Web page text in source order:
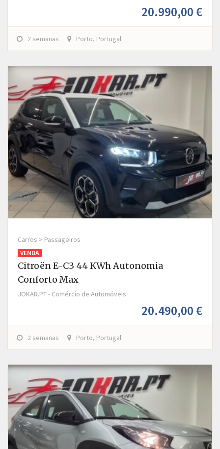
20.990,00 €
2 semanas Porto, Portugal
Carros > Passageiros
VENDA
Citroën E-C3 44 KWh Autonomia
Conforto Max
JOKAR.PT - Comércio de Automóveis
20.490,00 €
2 semanas Porto, Portugal